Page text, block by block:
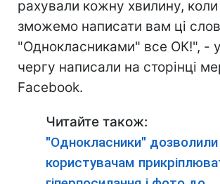
рахували кожну хвилину, коли
зможемо написати вам ці
"Однокласниками" все ОК!", -
чергу написали на сторінці
Facebook.
Читайте також:
"Однокласники" дозволили
користувачам